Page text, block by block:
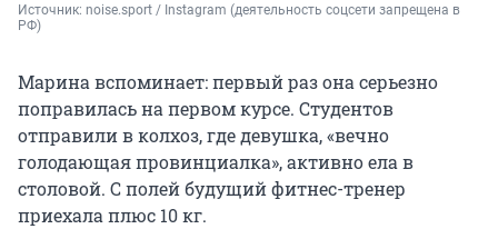
Источник: noise.sport / Instagram (деятельность соцсети запрещена в
РФ)
Марина вспоминает: первый раз она серьезно
поправилась на первом курсе. Студентов
отправили в колхоз, где девушка, «вечно
голодающая провинциалка», активно ела в
столовой. С полей будущий фитнес-тренер
приехала плюс 10 кг.